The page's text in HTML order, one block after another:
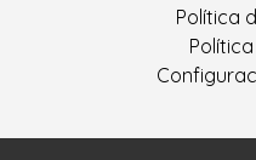
Política